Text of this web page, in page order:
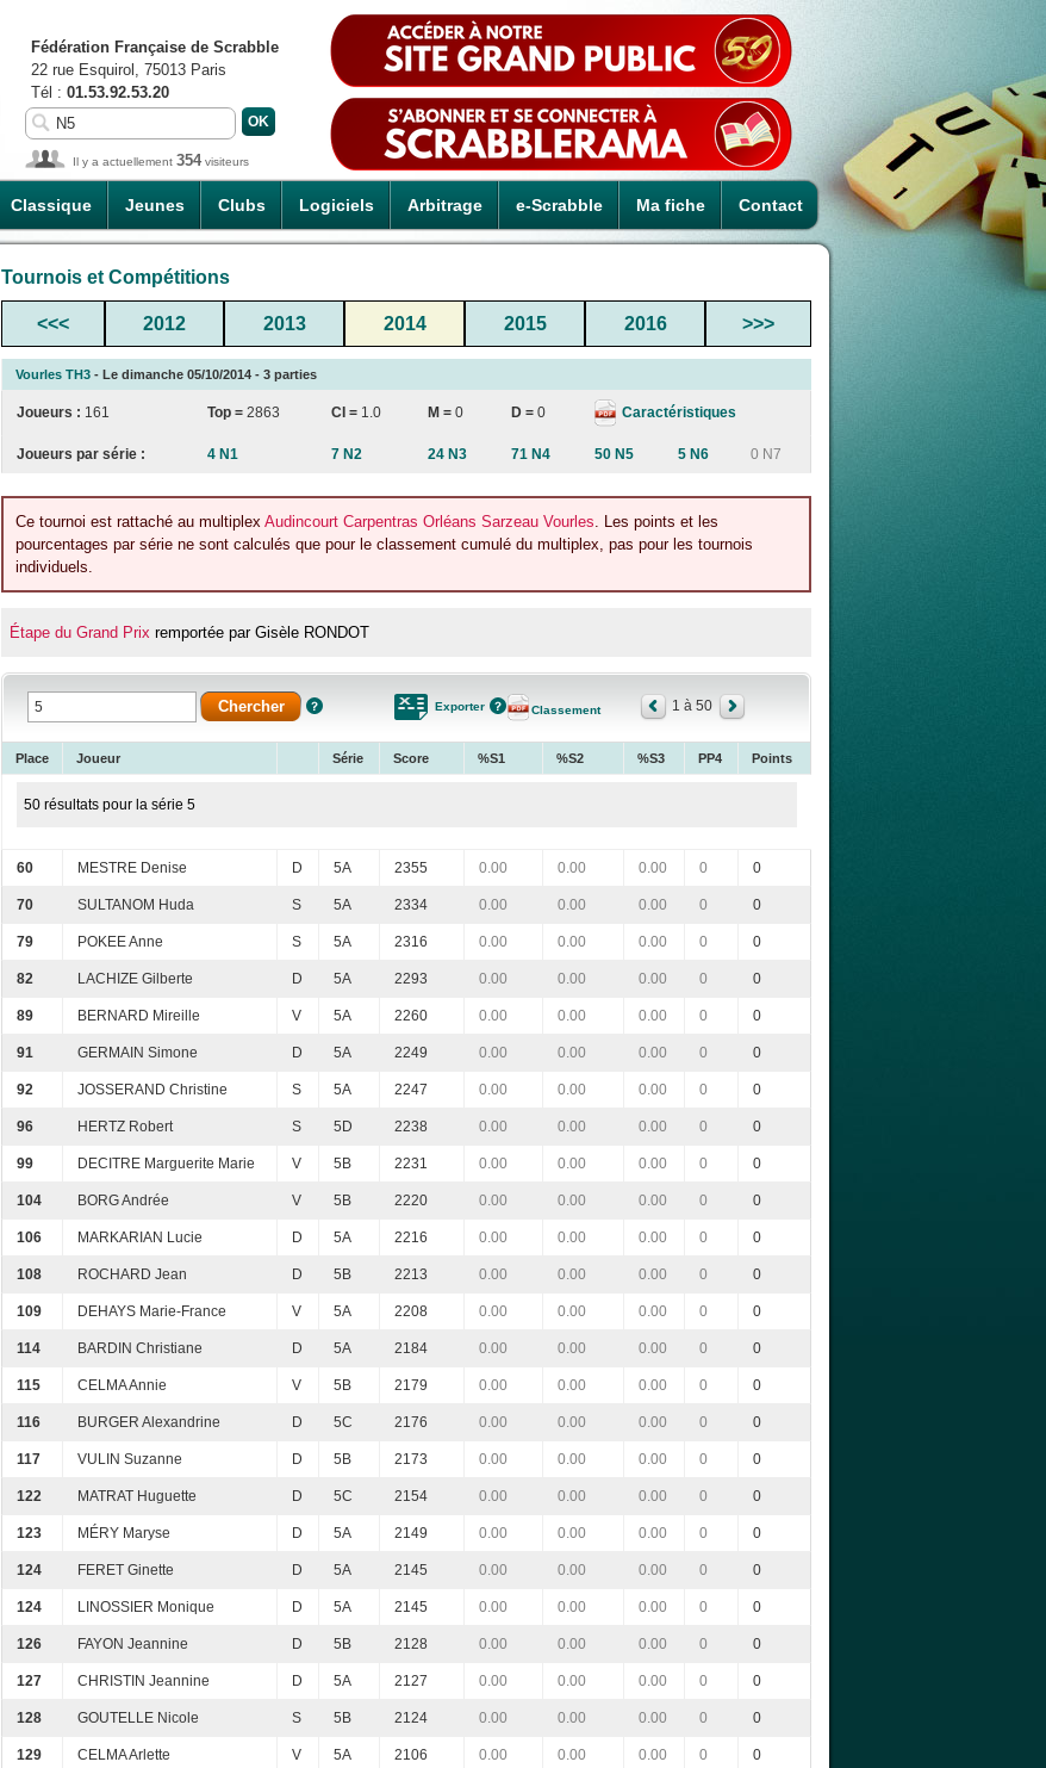
Classique Jeunes Clubs Logiciels Arbitrage e-Scrabble Ma fiche Contact
Fédération Française de Scrabble
22 rue Esquirol, 75013 Paris
Tél : 01.53.92.53.20
Il y a actuellement 354visiteurs
Tournois et Compétitions
<<< 2012 2013 2014 2015 2016 >>>
Vourles TH3 - Le dimanche 05/10/2014 - 3 parties
Joueurs : 161 Top = 2863 CI = 1.0 M = 0 D = 0 Caractéristiques
Joueurs par série : 4 N1 7 N2 24 N3 71 N4 50 N5 5 N6 0 N7
Ce tournoi est rattaché au multiplex Audincourt Carpentras Orléans Sarzeau Vourles. Les points et les
pourcentages par série ne sont calculés que pour le classement cumulé du multiplex, pas pour les tournois
individuels.
Étape du Grand Prix remportée par Gisèle RONDOT
Exporter Classement 1 à 50
Place Joueur Série Score %S1 %S2 %S3 PP4 Points
50 résultats pour la série 5
60 MESTRE Denise D 5A 2355 0.00 0.00 0.00 0 0
70 SULTANOM Huda S 5A 2334 0.00 0.00 0.00 0 0
79 POKEE Anne S 5A 2316 0.00 0.00 0.00 0 0
82 LACHIZE Gilberte D 5A 2293 0.00 0.00 0.00 0 0
89 BERNARD Mireille V 5A 2260 0.00 0.00 0.00 0 0
91 GERMAIN Simone D 5A 2249 0.00 0.00 0.00 0 0
92 JOSSERAND Christine S 5A 2247 0.00 0.00 0.00 0 0
96 HERTZ Robert S 5D 2238 0.00 0.00 0.00 0 0
99 DECITRE Marguerite Marie V 5B 2231 0.00 0.00 0.00 0 0
104 BORG Andrée V 5B 2220 0.00 0.00 0.00 0 0
106 MARKARIAN Lucie D 5A 2216 0.00 0.00 0.00 0 0
108 ROCHARD Jean D 5B 2213 0.00 0.00 0.00 0 0
109 DEHAYS Marie-France V 5A 2208 0.00 0.00 0.00 0 0
114 BARDIN Christiane D 5A 2184 0.00 0.00 0.00 0 0
115 CELMA Annie V 5B 2179 0.00 0.00 0.00 0 0
116 BURGER Alexandrine D 5C 2176 0.00 0.00 0.00 0 0
117 VULIN Suzanne D 5B 2173 0.00 0.00 0.00 0 0
122 MATRAT Huguette D 5C 2154 0.00 0.00 0.00 0 0
123 MÉRY Maryse D 5A 2149 0.00 0.00 0.00 0 0
124 FERET Ginette D 5A 2145 0.00 0.00 0.00 0 0
124 LINOSSIER Monique D 5A 2145 0.00 0.00 0.00 0 0
126 FAYON Jeannine D 5B 2128 0.00 0.00 0.00 0 0
127 CHRISTIN Jeannine D 5A 2127 0.00 0.00 0.00 0 0
128 GOUTELLE Nicole S 5B 2124 0.00 0.00 0.00 0 0
129 CELMA Arlette V 5A 2106 0.00 0.00 0.00 0 0